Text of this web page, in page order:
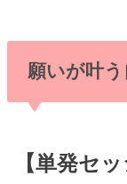
願いが叶
【単発セ